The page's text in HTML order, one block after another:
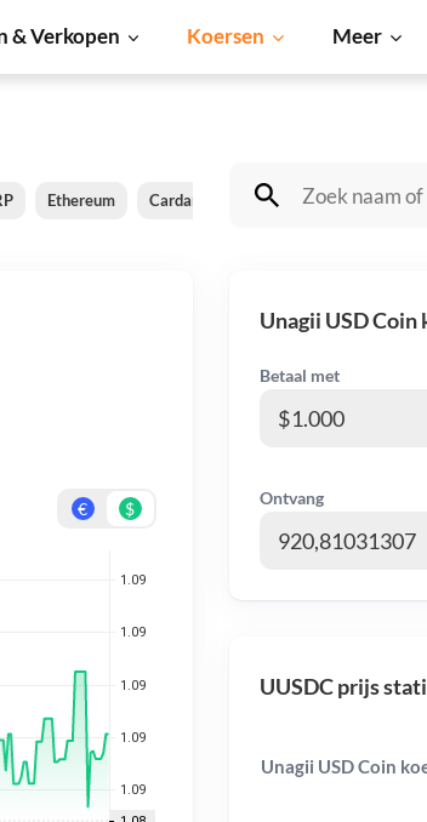
& Verkopen Koersen Meer
Ethereum Cardano Shiba Inu Dogecoin
€ $
Unagii USD Coin
Betaal met
Ontvang
UUSDC prijs
Unagii USD Coin